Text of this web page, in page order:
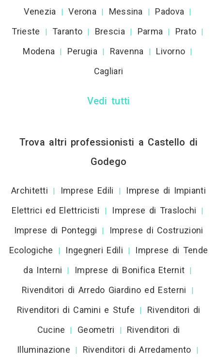
Venezia | Verona | Messina | Padova |
Trieste | Taranto | Brescia | Parma | Prato |
Modena | Perugia | Ravenna | Livorno |
Cagliari
Vedi tutti
Trova altri professionisti a Castello di
Godego
Architetti | Imprese Edili |
Imprese di Impianti
Elettrici ed Elettricisti
| Imprese di Traslochi |
Imprese di Ponteggi |
Imprese di Costruzioni
Ecologiche
| Ingegneri Edili |
Imprese di Tende
da Interni
| Imprese di Bonifica Eternit |
Rivenditori di Arredo Giardino ed Esterni |
Rivenditori di Camini e Stufe |
Rivenditori di
Cucine
| Geometri |
Rivenditori di
Illuminazione
| Rivenditori di Arredamento |